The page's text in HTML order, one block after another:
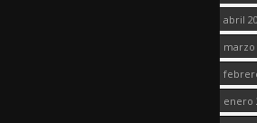
abril
marzo
enero